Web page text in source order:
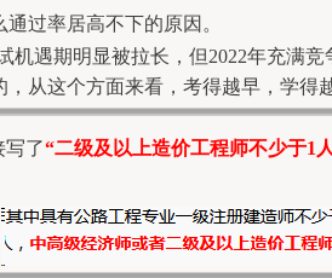
过率居高不下的原因。
遇期明显被拉长，但2022年充满
从这个方面来看，考得越早，学得
了“二级及以上造价工程师不少于1